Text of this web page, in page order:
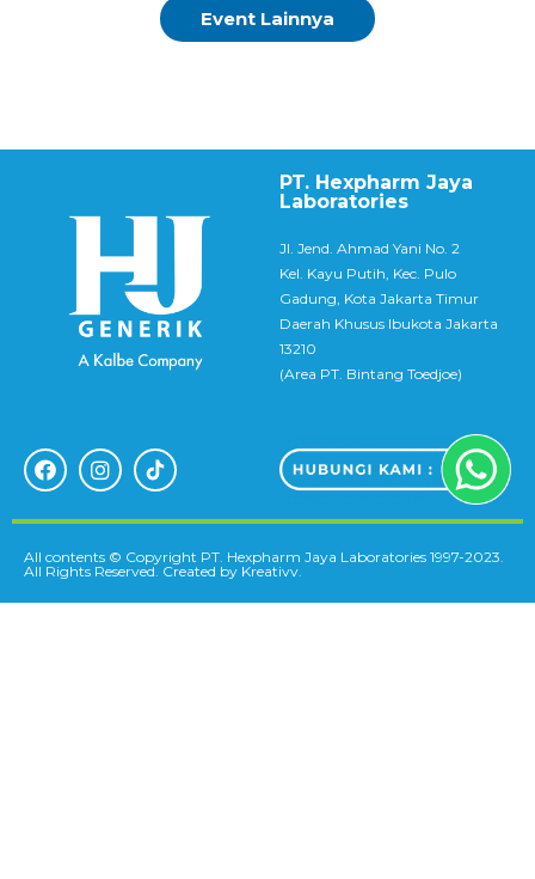
Event Lainnya
PT. Hexpharm Jaya
Laboratories
Jl. Jend. Ahmad Yani No. 2
Kel. Kayu Putih, Kec. Pulo
Gadung, Kota Jakarta Timur
Daerah Khusus Ibukota Jakarta
13210
(Area PT. Bintang Toedjoe)
All contents © Copyright PT. Hexpharm Jaya Laboratories 1997-2023.
All Rights Reserved. Created by Kreativv.